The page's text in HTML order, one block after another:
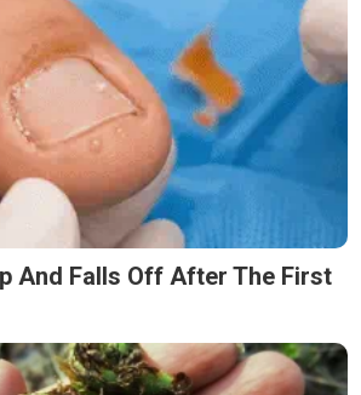
And Falls Off After The First